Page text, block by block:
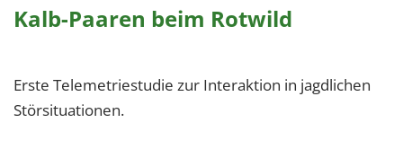
Kalb-Paaren beim Rotwild
Erste Telemetriestudie zur Interaktion in jagdlichen
Störsituationen.